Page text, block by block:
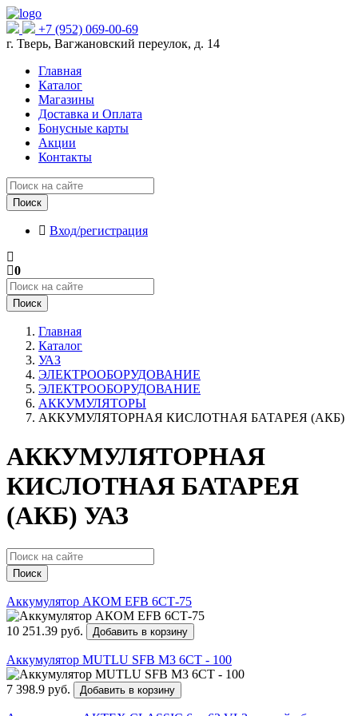
+7 (952) 069-00-69
г. Тверь, Вагжановский переулок, д. 14
Главная
Каталог
Магазины
Доставка и Оплата
Бонусные карты
Акции
Контакты
Поиск
Вход/регистрация
0
Поиск
Главная
Каталог
УАЗ
ЭЛЕКТРООБОРУДОВАНИЕ
ЭЛЕКТРООБОРУДОВАНИЕ
АККУМУЛЯТОРЫ
АККУМУЛЯТОРНАЯ КИСЛОТНАЯ БАТАРЕЯ (АКБ)
АККУМУЛЯТОРНАЯ
КИСЛОТНАЯ БАТАРЕЯ
(АКБ) УАЗ
Поиск
Аккумулятор АКОМ EFB 6СТ-75
10 251.39 руб. Добавить в корзину
Аккумулятор MUTLU SFB M3 6СТ - 100
7 398.9 руб. Добавить в корзину